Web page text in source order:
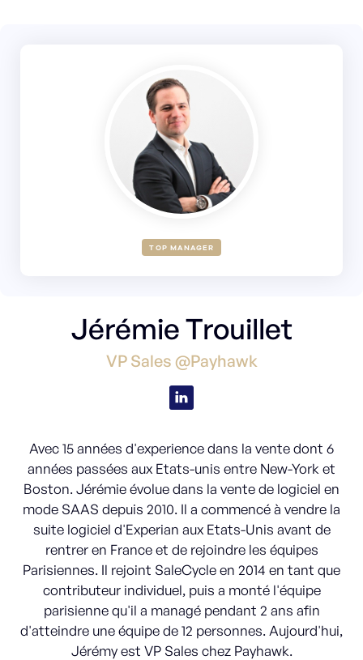
TOP MANAGER
Jérémie Trouillet
VP Sales @Payhawk
Avec 15 années d'experience dans la vente dont 6
années passées aux Etats-unis entre New-York et
Boston. Jérémie évolue dans la vente de logiciel en
mode SAAS depuis 2010. Il a commencé à vendre la
suite logiciel d'Experian aux Etats-Unis avant de
rentrer en France et de rejoindre les équipes
Parisiennes. Il rejoint SaleCycle en 2014 en tant que
contributeur individuel, puis a monté l'équipe
parisienne qu'il a managé pendant 2 ans afin
d'atteindre une équipe de 12 personnes. Aujourd'hui,
Jérémy est VP Sales chez Payhawk.